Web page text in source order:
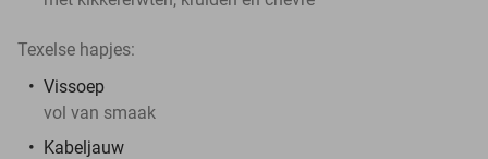
Texelse hapjes:
Vissoep
vol van smaak
Kabeljauw